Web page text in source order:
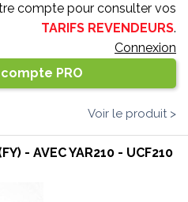
compte pour consulter vos
TARIFS REVENDEURS.
Connexion
PRO
Voir le produit >
- AVEC YAR210 - UCF210